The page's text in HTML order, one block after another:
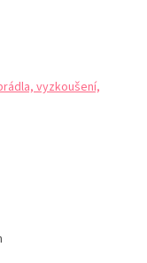
vyzkoušení,